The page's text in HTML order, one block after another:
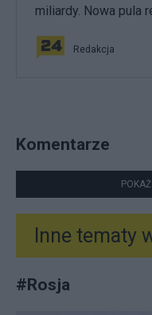
miliardy. Nowa pula
Redakcja
Komentarze
Inne tematy
#Rosja